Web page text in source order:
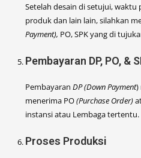
Setelah desain di setujui, waktu
produk dan lain lain, silahkan
Payment), PO, SPK yang di
Pembayaran DP, PO, &
PembayaranDP (Down Payment)
menerima PO(Purchase Order)
instansi atau Lembaga tertentu.
Proses Produksi